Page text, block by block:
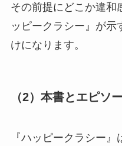
その前提にどこか違和
ッピークラシー』が
けになります。
（2）本書とエピソ
『ハッピークラシー